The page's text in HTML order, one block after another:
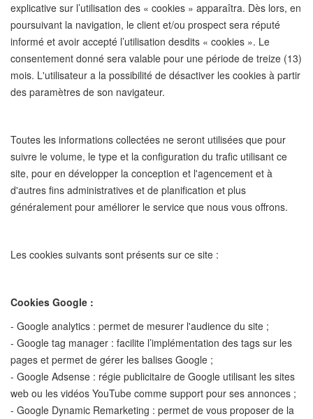
explicative sur l’utilisation des « cookies » apparaîtra. Dès lors, en
poursuivant la navigation, le client et/ou prospect sera réputé
informé et avoir accepté l’utilisation desdits « cookies ». Le
consentement donné sera valable pour une période de treize (13)
mois. L'utilisateur a la possibilité de désactiver les cookies à partir
des paramètres de son navigateur.
Toutes les informations collectées ne seront utilisées que pour
suivre le volume, le type et la configuration du trafic utilisant ce
site, pour en développer la conception et l'agencement et à
d'autres fins administratives et de planification et plus
généralement pour améliorer le service que nous vous offrons.
Les cookies suivants sont présents sur ce site :
Cookies Google :
- Google analytics : permet de mesurer l'audience du site ;
- Google tag manager : facilite l’implémentation des tags sur les
pages et permet de gérer les balises Google ;
- Google Adsense : régie publicitaire de Google utilisant les sites
web ou les vidéos YouTube comme support pour ses annonces ;
- Google Dynamic Remarketing : permet de vous proposer de la